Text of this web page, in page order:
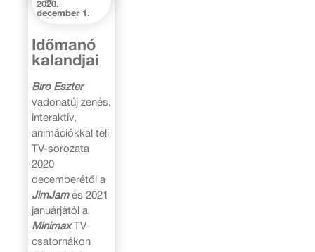
2020.
december 1.
Időmanó
kalandjai
Bíró Eszter
vadonatúj zenés,
interaktív,
animációkkal teli
TV-sorozata
2020
decemberétől a
JimJamés 2021
januárjától a
MinimaxTV
csatornákon